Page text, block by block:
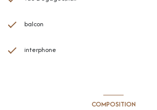
balcon
interphone
COMPOSITION